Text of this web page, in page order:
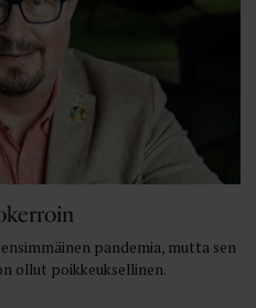
pandemia, mutta sen
ollut poikkeuksellinen.